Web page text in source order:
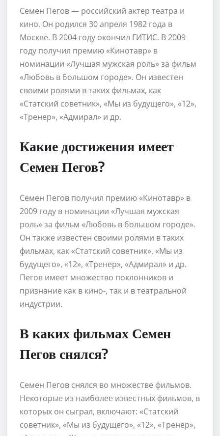
Семен Пегов — российский актер театра и
кино. Он родился 30 апреля 1982 года в
Москве. В 2004 году окончил ГИТИС. В 2009
году получил премию «Кинотавр» в
номинации «Лучшая мужская роль» за фильм
«Любовь в большом городе». Он известен
своими ролями в таких фильмах, как
«Статский советник», «Мы из будущего», «12»,
«Тренер», «Адмирал» и др.
Какие достижения имеет
Семен Пегов?
Семен Пегов получил премию «Кинотавр» в
2009 году в номинации «Лучшая мужская
роль» за фильм «Любовь в большом городе».
Он также известен своими ролями в таких
фильмах, как «Статский советник», «Мы из
будущего», «12», «Тренер», «Адмирал» и др.
Пегов имеет множество поклонников и
признание как в кино-, так и в театральной
индустрии.
В каких фильмах Семен
Пегов снялся?
Семен Пегов снялся во множестве фильмов.
Некоторые из наиболее известных фильмов, в
которых он сыграл, включают: «Статский
советник», «Мы из будущего», «12», «Тренер»,